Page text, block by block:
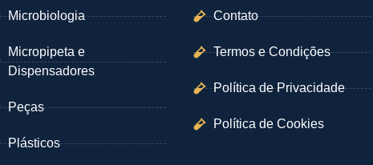
Microbiologia
Micropipeta e
Dispensadores
Peças
Plásticos
Contato
Termos e Condições
Política de Privacidade
Política de Cookies